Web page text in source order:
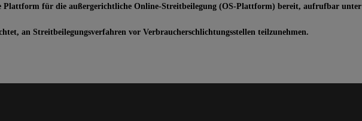
Plattform für die außergerichtliche Online-Streitbeilegung (OS-Plattform) bereit, aufrufbar unter
an Streitbeilegungsverfahren vor Verbraucherschlichtungsstellen teilzunehmen.